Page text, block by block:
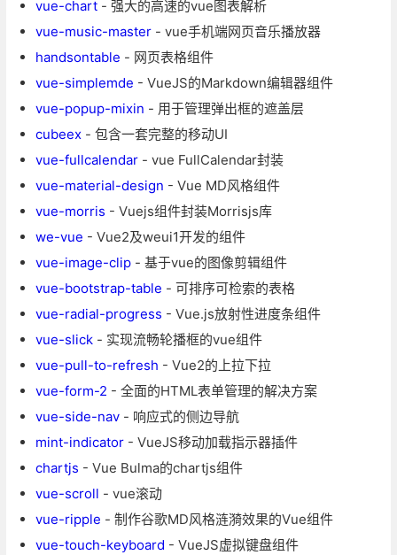
vue-chart- 强大的高速的vue图表解析
vue-music-master- vue手机端网页音乐播放器
handsontable - 网页表格组件
vue-simplemde - VueJS的Markdown编辑器组件
vue-popup-mixin - 用于管理弹出框的遮盖层
cubeex - 包含一套完整的移动UI
vue-fullcalendar- vue FullCalendar封装
vue-material-design - Vue MD风格组件
vue-morris - Vuejs组件封装Morrisjs库
we-vue - Vue2及weui1开发的组件
vue-image-clip- 基于vue的图像剪辑组件
vue-bootstrap-table - 可排序可检索的表格
vue-radial-progress - Vue.js放射性进度条组件
vue-slick- 实现流畅轮播框的vue组件
vue-pull-to-refresh - Vue2的上拉下拉
vue-form-2 - 全面的HTML表单管理的解决方案
vue-side-nav- 响应式的侧边导航
mint-indicator- VueJS移动加载指示器插件
chartjs - Vue Bulma的chartjs组件
vue-scroll - vue滚动
vue-ripple - 制作谷歌MD风格涟漪效果的Vue组件
vue-touch-keyboard - VueJS虚拟键盘组件